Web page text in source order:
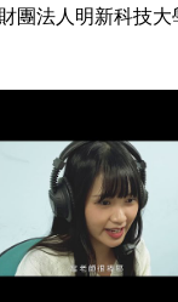
財團法人明新科技大